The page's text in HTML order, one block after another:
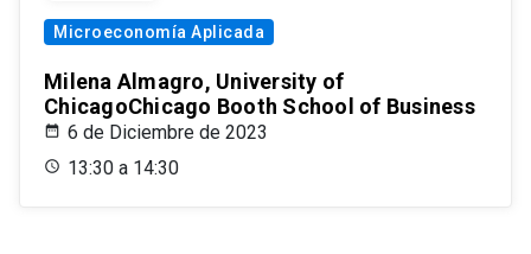
Microeconomía Aplicada
Milena Almagro, University of
ChicagoChicago Booth School of Business
6 de Diciembre de 2023
13:30 a 14:30